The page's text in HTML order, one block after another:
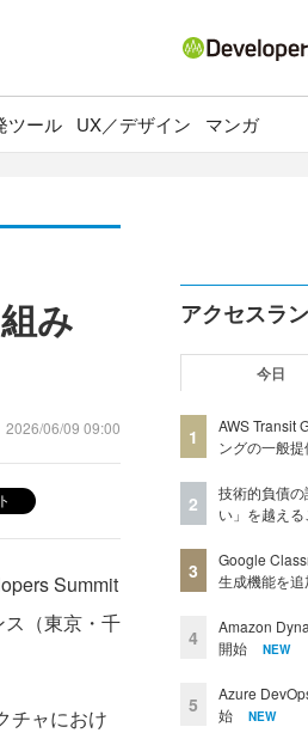
ツール UX／デザイン マンガ
み
2026/06/09 09:00
Summit
（東京・千
チャにおけ
アクセスラ
今日
1
AWS Transit
ングの一般
2
技術的負債
い」を越え
3
Google
生成機能を追
4
Amazon
開始
NEW
5
Azure
始
NEW